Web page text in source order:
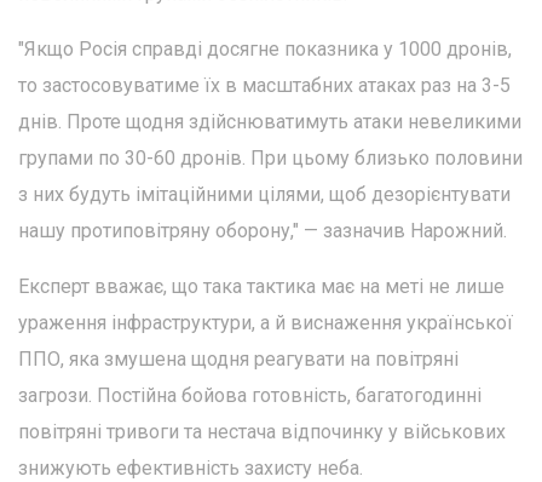
"Якщо Росія справді досягне показника у 1000 дронів,
то застосовуватиме їх в масштабних атаках раз на 3-5
днів. Проте щодня здійснюватимуть атаки невеликими
групами по 30-60 дронів. При цьому близько половини
з них будуть імітаційними цілями, щоб дезорієнтувати
нашу протиповітряну оборону," — зазначив Нарожний.
Експерт вважає, що така тактика має на меті не лише
ураження інфраструктури, а й виснаження української
ППО, яка змушена щодня реагувати на повітряні
загрози. Постійна бойова готовність, багатогодинні
повітряні тривоги та нестача відпочинку у військових
знижують ефективність захисту неба.